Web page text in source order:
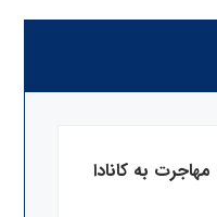
مهاجرت به کانادا